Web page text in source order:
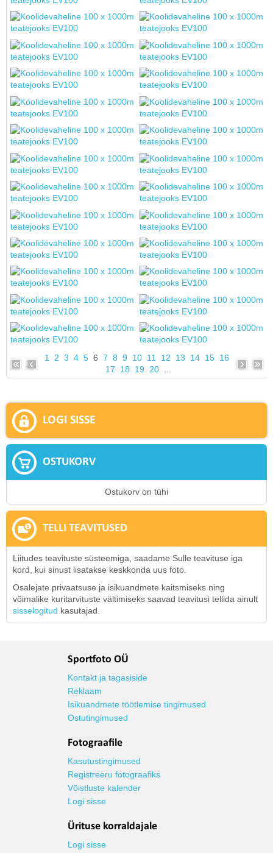
1 2 3 4 5 6 7 8 9 10 11 12 13 14 15 16
17
18 19 20...
LOGI SISSE
OSTUKORV
Ostukorv on tühi
TELLI TEAVITUSED
Liitudes teavituste süsteemiga, saadame Sulle teavituse iga
kord, kui sinust lisatakse keskkonda uus foto.
Osalejate privaatsuse ja isikuandmete kaitsmiseks ning
võimalike kuritarvituste vältimiseks saavad teavitusi tellida ainult
sisselogitud kasutajad.
Sportfoto OÜ
Kontakt ja tagasiside
Reklaam
Isikuandmete töötlemise tingimused
Ostutingimused
Fotograafile
Kasutustingimused
Registreeru fotograafiks
Võistluste kalender
Logi sisse
Ürituse korraldajale
Logi sisse